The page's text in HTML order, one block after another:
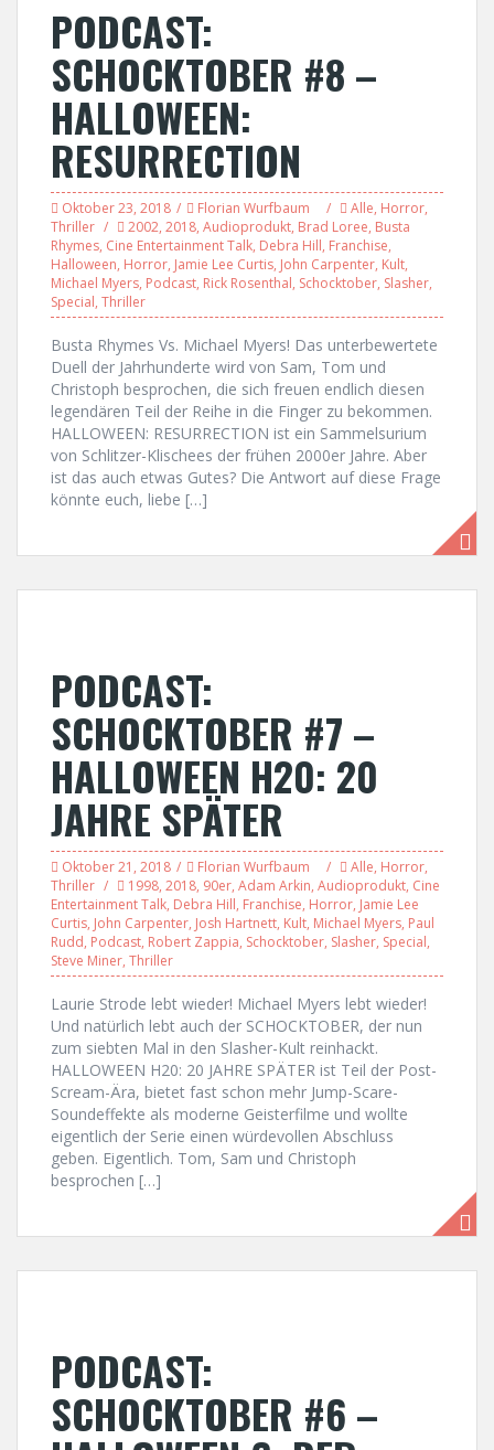
PODCAST:
SCHOCKTOBER #8 –
HALLOWEEN:
RESURRECTION
Oktober 23, 2018 Florian Wurfbaum Alle, Horror,
Thriller
2002, 2018, Audioprodukt, Brad Loree, Busta
Rhymes, Cine Entertainment Talk, Debra Hill, Franchise,
Halloween, Horror, Jamie Lee Curtis, John Carpenter, Kult,
Michael Myers, Podcast, Rick Rosenthal, Schocktober, Slasher,
Special, Thriller
Busta Rhymes Vs. Michael Myers! Das unterbewertete
Duell der Jahrhunderte wird von Sam, Tom und
Christoph besprochen, die sich freuen endlich diesen
legendären Teil der Reihe in die Finger zu bekommen.
HALLOWEEN: RESURRECTION ist ein Sammelsurium
von Schlitzer-Klischees der frühen 2000er Jahre. Aber
ist das auch etwas Gutes? Die Antwort auf diese Frage
könnte euch, liebe […]
PODCAST:
SCHOCKTOBER #7 –
HALLOWEEN H20: 20
JAHRE SPÄTER
Oktober 21, 2018 Florian Wurfbaum Alle, Horror,
Thriller
1998, 2018, 90er, Adam Arkin, Audioprodukt, Cine
Entertainment Talk, Debra Hill, Franchise, Horror, Jamie Lee
Curtis, John Carpenter, Josh Hartnett, Kult, Michael Myers, Paul
Rudd, Podcast, Robert Zappia, Schocktober, Slasher, Special,
Steve Miner, Thriller
Laurie Strode lebt wieder! Michael Myers lebt wieder!
Und natürlich lebt auch der SCHOCKTOBER, der nun
zum siebten Mal in den Slasher-Kult reinhackt.
HALLOWEEN H20: 20 JAHRE SPÄTER ist Teil der Post-
Scream-Ära, bietet fast schon mehr Jump-Scare-
Soundeffekte als moderne Geisterfilme und wollte
eigentlich der Serie einen würdevollen Abschluss
geben. Eigentlich. Tom, Sam und Christoph
besprochen […]
PODCAST:
SCHOCKTOBER #6 –